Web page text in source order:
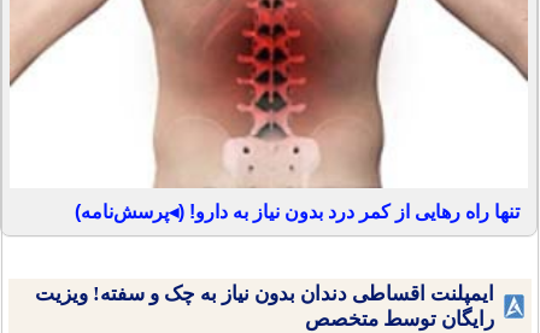
تنها راه رهایی از کمر درد بدون نیاز به دارو! (◂پرسش‌نامه)
ایمپلنت اقساطی دندان بدون نیاز به چک و سفته! ویزیت
رایگان توسط متخصص